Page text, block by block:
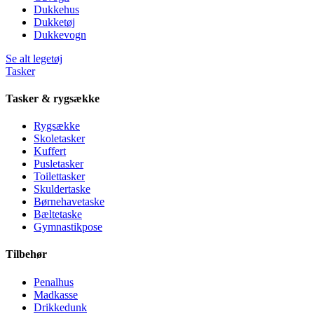
Dukkehus
Dukketøj
Dukkevogn
Se alt legetøj
Tasker
Tasker & rygsække
Rygsække
Skoletasker
Kuffert
Pusletasker
Toilettasker
Skuldertaske
Børnehavetaske
Bæltetaske
Gymnastikpose
Tilbehør
Penalhus
Madkasse
Drikkedunk